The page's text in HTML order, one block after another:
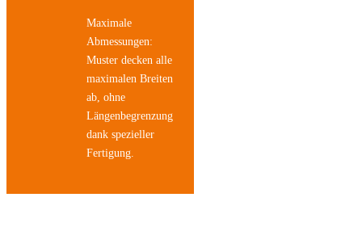
Maximale
Abmessungen:
Muster decken alle
maximalen Breiten
ab, ohne
Längenbegrenzung
dank spezieller
Fertigung.